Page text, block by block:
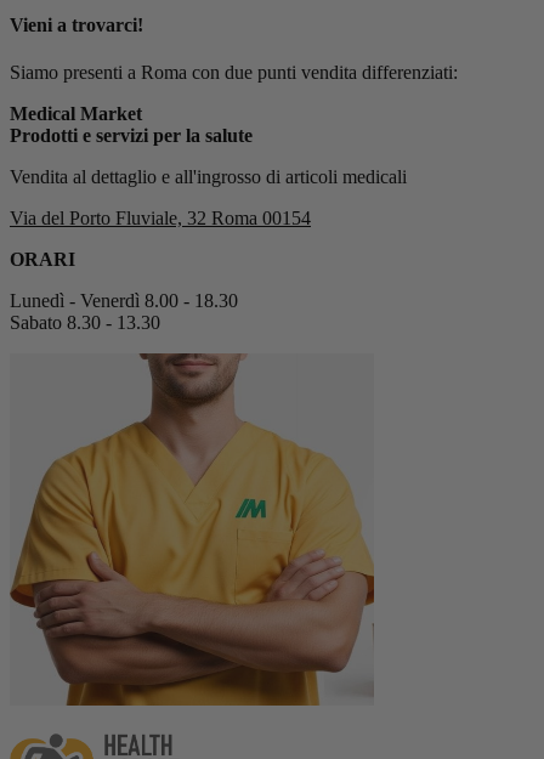
Vieni a trovarci!
Siamo presenti a Roma con due punti vendita differenziati:
Medical Market
Prodotti e servizi per la salute
Vendita al dettaglio e all'ingrosso di articoli medicali
Via del Porto Fluviale, 32 Roma 00154
ORARI
Lunedì - Venerdì 8.00 - 18.30
Sabato 8.30 - 13.30